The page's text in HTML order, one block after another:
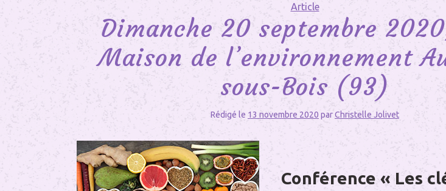
Article
Dimanche 20 septembre
Maison de l’environnement
sous-Bois (93)
Rédigé le 13 novembre 2020 parChristelle Jolivet
Conférence « Les